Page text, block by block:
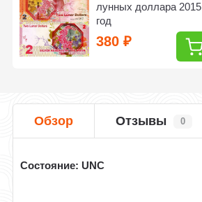
лунных доллара 2015
год
380₽
Обзор Отзывы 0
Cостояние: UNC